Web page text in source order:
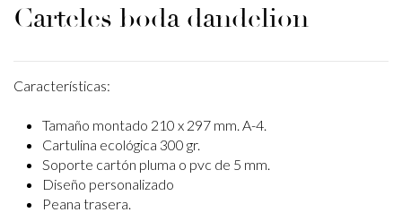
Carteles boda dandelion
Características:
Tamaño montado 210 x 297 mm. A-4.
Cartulina ecológica 300 gr.
Soporte cartón pluma o pvc de 5 mm.
Diseño personalizado
Peana trasera.